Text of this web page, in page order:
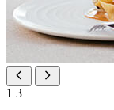
1 3